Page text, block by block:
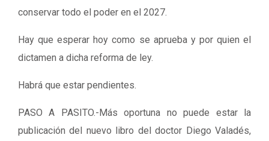
conservar todo el poder en el 2027.
Hay que esperar hoy como se aprueba y por quien el
dictamen a dicha reforma de ley.
Habrá que estar pendientes.
PASO A PASITO.-Más oportuna no puede estar la
publicación del nuevo libro del doctor Diego Valadés,